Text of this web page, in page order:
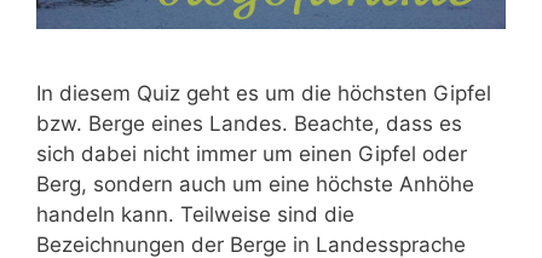
In diesem Quiz geht es um die höchsten Gipfel
bzw. Berge eines Landes. Beachte, dass es
sich dabei nicht immer um einen Gipfel oder
Berg, sondern auch um eine höchste Anhöhe
handeln kann. Teilweise sind die
Bezeichnungen der Berge in Landessprache